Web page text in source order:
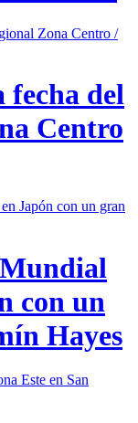
fecha del
Centro
con un
Hayes